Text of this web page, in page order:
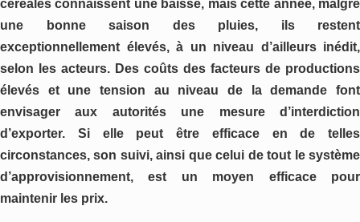
hausse
céréales connaissent une baisse, mais cette année, malgré
une bonne saison des pluies, ils restent
exceptionnellement élevés, à un niveau d’ailleurs inédit,
selon les acteurs. Des coûts des facteurs de productions
élevés et une tension au niveau de la demande font
envisager aux autorités une mesure d’interdiction
d’exporter. Si elle peut être efficace en de telles
circonstances, son suivi, ainsi que celui de tout le système
d’approvisionnement, est un moyen efficace pour
maintenir les prix.